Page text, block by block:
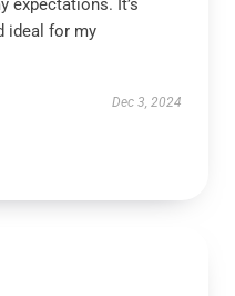
expectations. It’s
ideal for my
Dec 3, 2024